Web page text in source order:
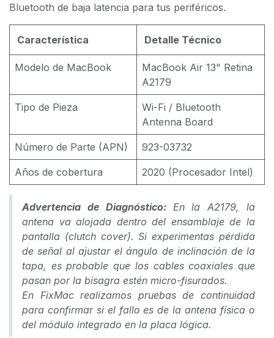
Bluetooth de baja latencia para tus periféricos.
Característica Detalle Técnico
Modelo de MacBook
MacBook Air 13" Retina
A2179
Tipo de Pieza
Wi-Fi / Bluetooth
Antenna Board
Número de Parte (APN) 923-03732
Años de cobertura 2020 (Procesador Intel)
Advertencia de Diagnóstico: En laA2179, la
antena va alojada dentro del ensamblaje de la
pantalla (clutch cover). Si experimentas pérdida
de señal al ajustar el ángulo de inclinación de la
tapa, es probable que los cables coaxiales que
pasan por la bisagra estén micro-fisurados.
En FixMacrealizamos pruebas de continuidad
para confirmar si el fallo es de la antena física o
del módulo integrado en la placa lógica.